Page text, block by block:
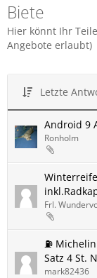
Biete
Hier könnt Ihr
Angebote erlaubt)
Letzte
Android 9
Ronholm
Frl.
⛽
Satz 4 St.
mark82436